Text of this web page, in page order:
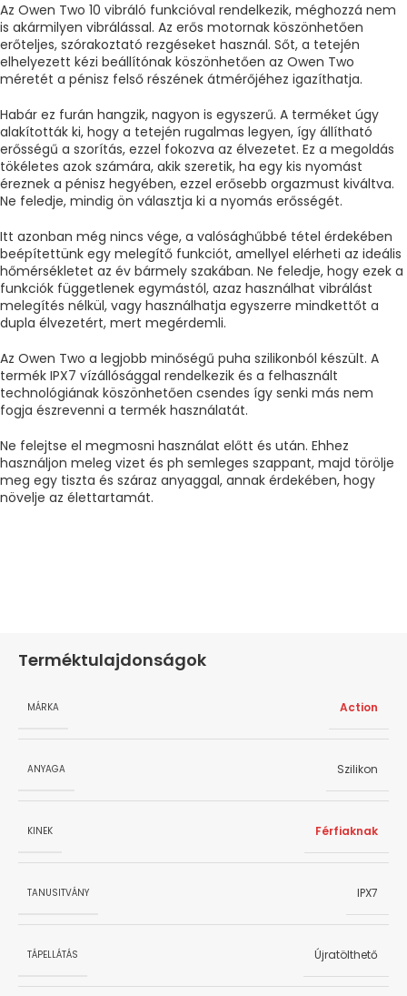
Az Owen Two 10 vibráló funkcióval rendelkezik, méghozzá nem
is akármilyen vibrálással. Az erős motornak köszönhetően
erőteljes, szórakoztató rezgéseket használ. Sőt, a tetején
elhelyezett kézi beállítónak köszönhetően az Owen Two
méretét a pénisz felső részének átmérőjéhez igazíthatja.
Habár ez furán hangzik, nagyon is egyszerű. A terméket úgy
alakították ki, hogy a tetején rugalmas legyen, így állítható
erősségű a szorítás, ezzel fokozva az élvezetet. Ez a megoldás
tökéletes azok számára, akik szeretik, ha egy kis nyomást
éreznek a pénisz hegyében, ezzel erősebb orgazmust kiváltva.
Ne feledje, mindig ön választja ki a nyomás erősségét.
Itt azonban még nincs vége, a valósághűbbé tétel érdekében
beépítettünk egy melegítő funkciót, amellyel elérheti az ideális
hőmérsékletet az év bármely szakában. Ne feledje, hogy ezek a
funkciók függetlenek egymástól, azaz használhat vibrálást
melegítés nélkül, vagy használhatja egyszerre mindkettőt a
dupla élvezetért, mert megérdemli.
Az Owen Two a legjobb minőségű puha szilikonból készült. A
termék IPX7 vízállósággal rendelkezik és a felhasznált
technológiának köszönhetően csendes így senki más nem
fogja észrevenni a termék használatát.
Ne felejtse el megmosni használat előtt és után. Ehhez
használjon meleg vizet és ph semleges szappant, majd törölje
meg egy tiszta és száraz anyaggal, annak érdekében, hogy
növelje az élettartamát.
Terméktulajdonságok
MÁRKA Action
ANYAGA Szilikon
KINEK Férfiaknak
TANUSITVÁNY IPX7
TÁPELLÁTÁS Újratölthető